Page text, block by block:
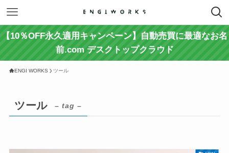
【10％OFF永久適用キャンペーン】自動売買に最適なお名
前.com デスクトップクラウド
ENGI WORKS ツール
ツール – tag –